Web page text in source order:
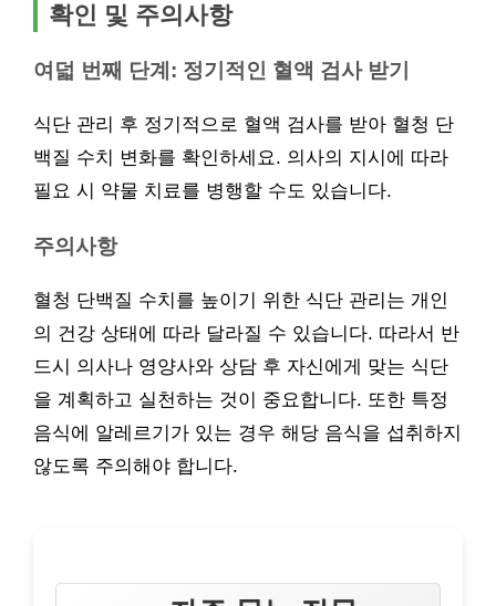
확인 및 주의사항
여덟 번째 단계: 정기적인 혈액 검사 받기
식단 관리 후 정기적으로 혈액 검사를 받아 혈청 단
백질 수치 변화를 확인하세요. 의사의 지시에 따라
필요 시 약물 치료를 병행할 수도 있습니다.
주의사항
혈청 단백질 수치를 높이기 위한 식단 관리는 개인
의 건강 상태에 따라 달라질 수 있습니다. 따라서 반
드시 의사나 영양사와 상담 후 자신에게 맞는 식단
을 계획하고 실천하는 것이 중요합니다. 또한 특정
음식에 알레르기가 있는 경우 해당 음식을 섭취하지
않도록 주의해야 합니다.